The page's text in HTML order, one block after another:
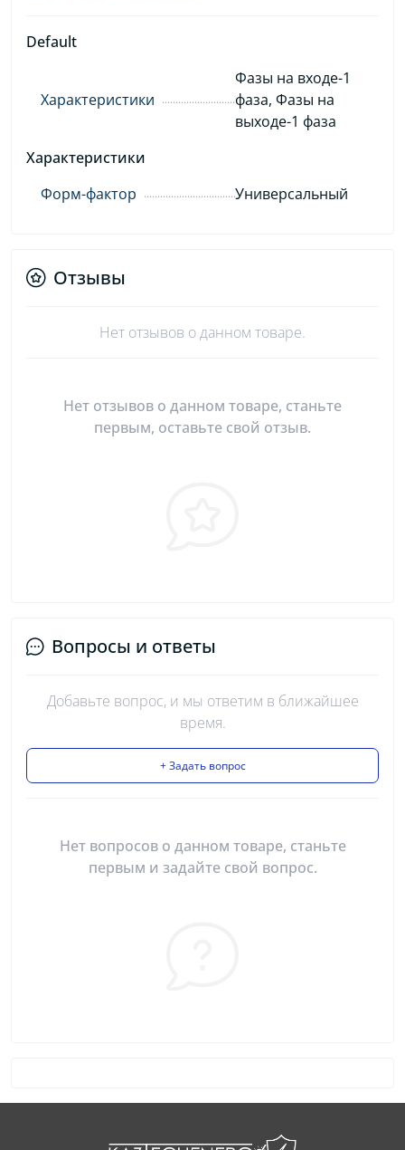
Default
Характеристики
Фазы на входе-1
фаза, Фазы на
выходе-1 фаза
Характеристики
Форм-фактор
Универсальный
Отзывы
Нет отзывов о данном товаре.
Нет отзывов о данном товаре, станьте
первым, оставьте свой отзыв.
Вопросы и ответы
Добавьте вопрос, и мы ответим в ближайшее
время.
+ Задать вопрос
Нет вопросов о данном товаре, станьте
первым и задайте свой вопрос.